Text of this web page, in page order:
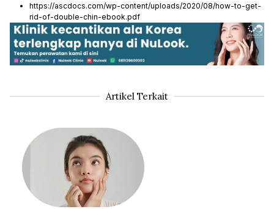
https://ascdocs.com/wp-content/uploads/2020/08/how-to-get-
rid-of-double-chin-ebook.pdf
Artikel Terkait